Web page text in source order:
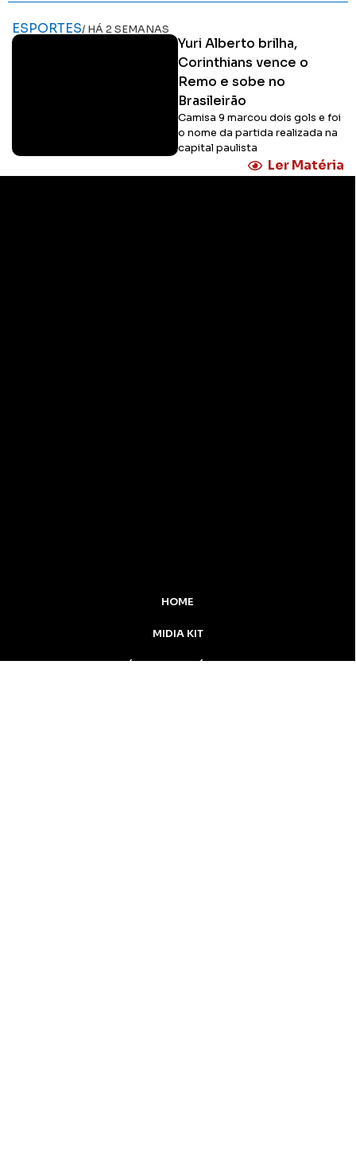
ESPORTES/ HÁ 2 SEMANAS
Yuri Alberto brilha,
Corinthians vence o
Remo e sobe no
Brasileirão
Camisa 9 marcou dois gols e foi
o nome da partida realizada na
capital paulista
Ler Matéria
HOME
MIDIA KIT